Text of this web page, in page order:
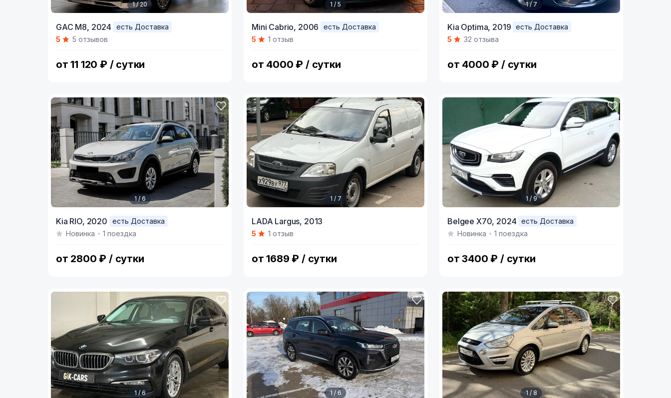
of
1 / 20
GAC M8, 2024
есть Доставка
5
5 отзывов
от 11 120 ₽ / сутки
of
1 / 5
Mini Cabrio, 2006
есть Доставка
5
1 отзыв
от 4000 ₽ / сутки
of
1 / 7
Kia Optima, 2019
есть Доставка
5
32 отзыва
от 4000 ₽ / сутки
of
1 / 6
Kia RIO, 2020
есть Доставка
Новинка
1 поездка
от 2800 ₽ / сутки
of
1 / 7
LADA Largus, 2013
5 1 отзыв
от 1689 ₽ / сутки
of
1 / 9
Belgee X70, 2024
есть Доставка
Новинка
1 поездка
от 3400 ₽ / сутки
1 / 6 1 / 6 1 / 8